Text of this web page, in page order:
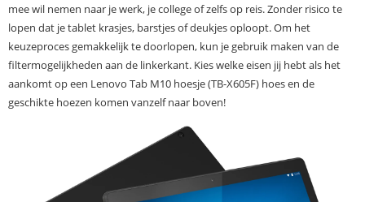
mee wil nemen naar je werk, je college of zelfs op reis. Zonder risico te
lopen dat je tablet krasjes, barstjes of deukjes oploopt. Om het
keuzeproces gemakkelijk te doorlopen, kun je gebruik maken van de
filtermogelijkheden aan de linkerkant. Kies welke eisen jij hebt als het
aankomt op een Lenovo Tab M10 hoesje (TB-X605F) hoes en de
geschikte hoezen komen vanzelf naar boven!